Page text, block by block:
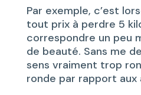
Par exemple, c’est
tout prix à perdre 5
correspondre un peu
de beauté. Sans me
sens vraiment trop
ronde par rapport aux